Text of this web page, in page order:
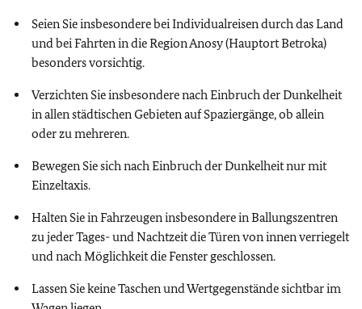
Seien Sie insbesondere bei Individualreisen durch das Land
und bei Fahrten in die Region Anosy (Hauptort Betroka)
besonders vorsichtig.
Verzichten Sie insbesondere nach Einbruch der Dunkelheit
in allen städtischen Gebieten auf Spaziergänge, ob allein
oder zu mehreren.
Bewegen Sie sich nach Einbruch der Dunkelheit nur mit
Einzeltaxis.
Halten Sie in Fahrzeugen insbesondere in Ballungszentren
zu jeder Tages- und Nachtzeit die Türen von innen verriegelt
und nach Möglichkeit die Fenster geschlossen.
Lassen Sie keine Taschen und Wertgegenstände sichtbar im